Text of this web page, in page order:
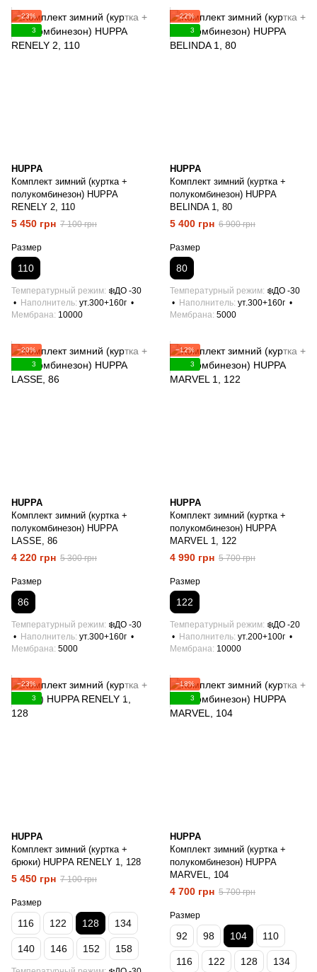
−23%
3
HUPPA
Комплект зимний (куртка +
полукомбинезон) HUPPA
RENELY 2, 110
5 450 грн 7 100 грн
Размер
110
Температурный режим ❄️ДО -30
Наполнитель ут.300+160г
Мембрана 10000
−22%
3
HUPPA
Комплект зимний (куртка +
полукомбинезон) HUPPA
BELINDA 1, 80
5 400 грн 6 900 грн
Размер
80
Температурный режим ❄️ДО -30
Наполнитель ут.300+160г
Мембрана 5000
−20%
3
HUPPA
Комплект зимний (куртка +
полукомбинезон) HUPPA
LASSE, 86
4 220 грн 5 300 грн
Размер
86
Температурный режим ❄️ДО -30
Наполнитель ут.300+160г
Мембрана 5000
−12%
3
HUPPA
Комплект зимний (куртка +
полукомбинезон) HUPPA
MARVEL 1, 122
4 990 грн 5 700 грн
Размер
122
Температурный режим ❄️ДО -20
Наполнитель ут.200+100г
Мембрана 10000
−23%
3
HUPPA
Комплект зимний (куртка +
брюки) HUPPA RENELY 1, 128
5 450 грн 7 100 грн
Размер
116 122 128 134
140 146 152 158
−18%
3
HUPPA
Комплект зимний (куртка +
полукомбинезон) HUPPA
MARVEL, 104
4 700 грн 5 700 грн
Размер
92 98 104 110
116 122 128 134